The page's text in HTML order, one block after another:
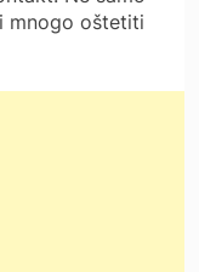
mnogo oštetiti